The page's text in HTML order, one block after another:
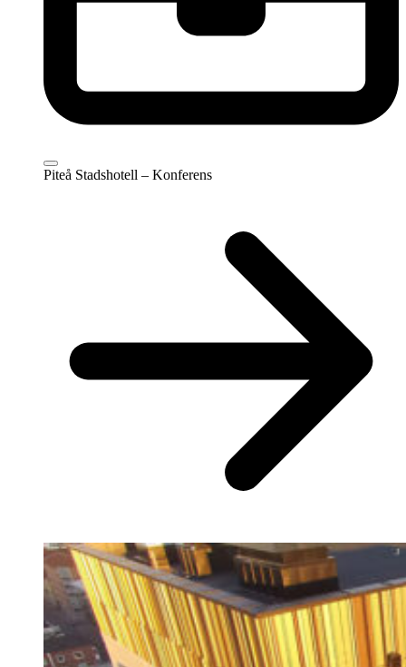
Piteå Stadshotell – Konferens